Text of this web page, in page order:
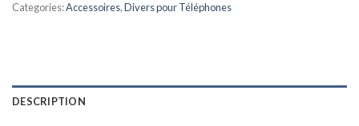
Categories:Accessoires,Divers pour Téléphones
DESCRIPTION